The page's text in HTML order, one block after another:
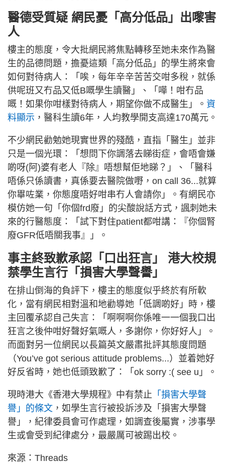
醫德受質疑 網民憂「高分低品」出嚟害
人
樓主的態度，令大批網民將焦點轉移至她未來作為醫
生的品德問題，擔憂這類「高分低品」的學生將來會
如何對待病人：「唉，每年辛辛苦苦交咁多稅，就係
供呢班又冇品又低B嘅學生讀醫」、「嘩！咁冇品
嘅！如果你咁樣對待病人，期望你做不成醫生」。 資
料顯示 ，醫科生讀6年，人均教學開支高達170萬元。
不少網民勸勉她現實世界的殘酷，直指「醫生」並非
只是一個光環：「想問下你調落去睇街症，會唔會嫌
啲呀(阿)婆有老人『除』唔想幫佢地睇？」、「醫科
唔係只係讀書，真係要去醫院做嘢，on call 36...就算
你畢咗業，你態度唔好咁串冇人會請你」。有網民亦
模仿她一句「你個frd廢」的尖酸說話方式，諷刺她未
來的行醫態度：「試下對住patient都咁講：『你個腎
廢GFR低唔關我事』」。
事主終致歉承認「口出狂言」 港大校規
禁學生言行「損害大學聲譽」
在排山倒海的負評下，樓主的態度似乎終於有所軟
化，當有網民相對溫和地勸導她「低調啲好」時，樓
主回覆承認自己失言：「啊啊啊你係唯一一個我口出
狂言之後仲咁好聲好氣嘅人，多謝你，你好好人」。
而面對另一位網民以長篇英文嚴肅批評其態度問題
（You’ve got serious attitude problems...）並着她好
好反省時，她也低頭致歉了：「ok sorry :( see u」。
現時港大《香港大學規程》中有禁止 「損害大學聲
譽」的條文 ，如學生言行被投訴涉及「損害大學聲
譽」，紀律委員會可作處理，如調查後屬實，涉事學
生或會受到紀律處分，最嚴厲可被踢出校。
來源：Threads